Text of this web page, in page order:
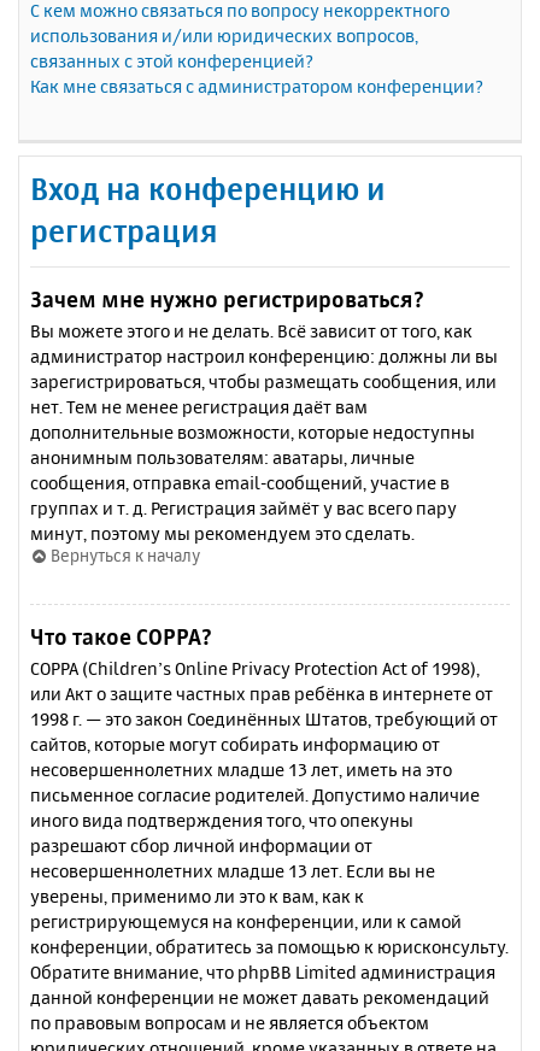
С кем можно связаться по вопросу некорректного
использования и/или юридических вопросов,
связанных с этой конференцией?
Как мне связаться с администратором конференции?
Вход на конференцию и
регистрация
Зачем мне нужно регистрироваться?
Вы можете этого и не делать. Всё зависит от того, как
администратор настроил конференцию: должны ли вы
зарегистрироваться, чтобы размещать сообщения, или
нет. Тем не менее регистрация даёт вам
дополнительные возможности, которые недоступны
анонимным пользователям: аватары, личные
сообщения, отправка email-сообщений, участие в
группах и т. д. Регистрация займёт у вас всего пару
минут, поэтому мы рекомендуем это сделать.
Вернуться к началу
Что такое COPPA?
COPPA (Children’s Online Privacy Protection Act of 1998),
или Акт о защите частных прав ребёнка в интернете от
1998 г. — это закон Соединённых Штатов, требующий от
сайтов, которые могут собирать информацию от
несовершеннолетних младше 13 лет, иметь на это
письменное согласие родителей. Допустимо наличие
иного вида подтверждения того, что опекуны
разрешают сбор личной информации от
несовершеннолетних младше 13 лет. Если вы не
уверены, применимо ли это к вам, как к
регистрирующемуся на конференции, или к самой
конференции, обратитесь за помощью к юрисконсульту.
Обратите внимание, что phpBB Limited администрация
данной конференции не может давать рекомендаций
по правовым вопросам и не является объектом